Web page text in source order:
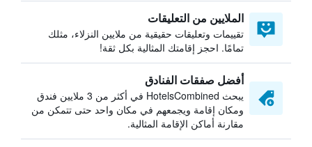
الملايين من التعليقات
تقييمات وتعليقات حقيقية من ملايين النزلاء، مثلك
تمامًا. احجز إقامتك المثالية بكل ثقة!
أفضل صفقات الفنادق
يبحث HotelsCombined في أكثر من 3 ملايين فندق
ومكان إقامة ويجمعهم في مكان واحد حتى تتمكن من
مقارنة أماكن الإقامة المثالية.